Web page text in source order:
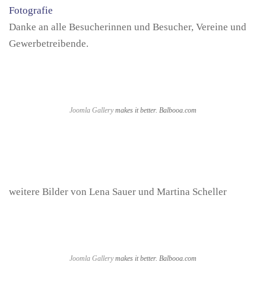
Fotografie
Danke an alle Besucherinnen und Besucher, Vereine und
Gewerbetreibende.
Joomla Gallerymakes it better. Balbooa.com
weitere Bilder von Lena Sauer und Martina Scheller
Joomla Gallerymakes it better. Balbooa.com